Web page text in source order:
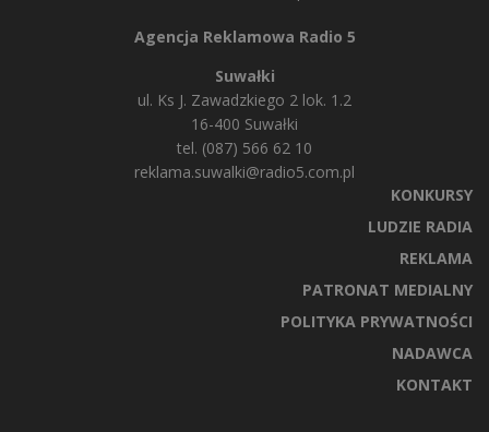
Agencja Reklamowa Radio 5
Suwałki
ul. Ks J. Zawadzkiego 2 lok. 1.2
16-400 Suwałki
tel. (087) 566 62 10
reklama.suwalki@radio5.com.pl
KONKURSY
LUDZIE RADIA
REKLAMA
PATRONAT MEDIALNY
POLITYKA PRYWATNOŚCI
NADAWCA
KONTAKT